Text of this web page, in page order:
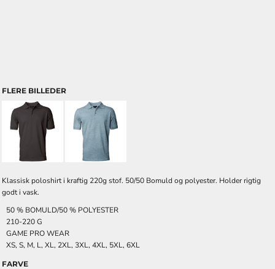
FLERE BILLEDER
Klassisk poloshirt i kraftig 220g stof. 50/50 Bomuld og polyester. Holder rigtig
godt i vask.
50 % BOMULD/50 % POLYESTER
210-220 G
GAME PRO WEAR
XS, S, M, L, XL, 2XL, 3XL, 4XL, 5XL, 6XL
FARVE